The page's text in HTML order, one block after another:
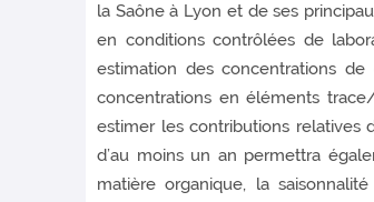
la Saône à Lyon et de ses
en conditions contrôlées de
estimation des concentrations
concentrations en éléments
estimer les contributions relatives
d’au moins un an permettra
matière organique, la